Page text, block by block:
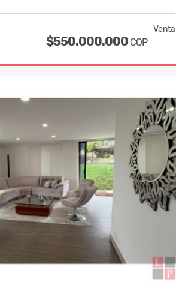
Venta
$550.000.000 COP